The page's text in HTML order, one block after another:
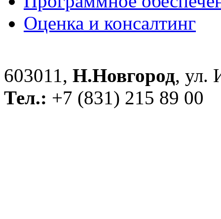
Оценка и консалтинг
603011, Н.Новгород, ул.
Тел.: +7 (831) 215 89 00